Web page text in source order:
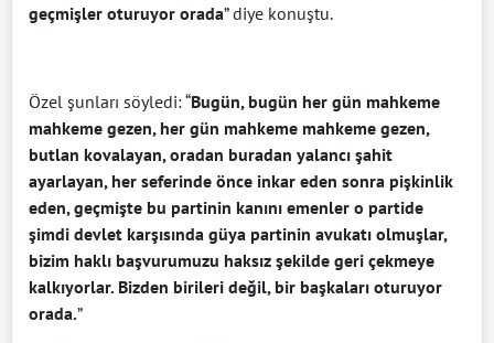
geçmişler oturuyor orada” diye konuştu.
Özel şunları söyledi: “Bugün, bugün her gün mahkeme
mahkeme gezen, her gün mahkeme mahkeme gezen,
butlan kovalayan, oradan buradan yalancı şahit
ayarlayan, her seferinde önce inkar eden sonra pişkinlik
eden, geçmişte bu partinin kanını emenler o partide
şimdi devlet karşısında güya partinin avukatı olmuşlar,
bizim haklı başvurumuzu haksız şekilde geri çekmeye
kalkıyorlar. Bizden birileri değil, bir başkaları oturuyor
orada.”